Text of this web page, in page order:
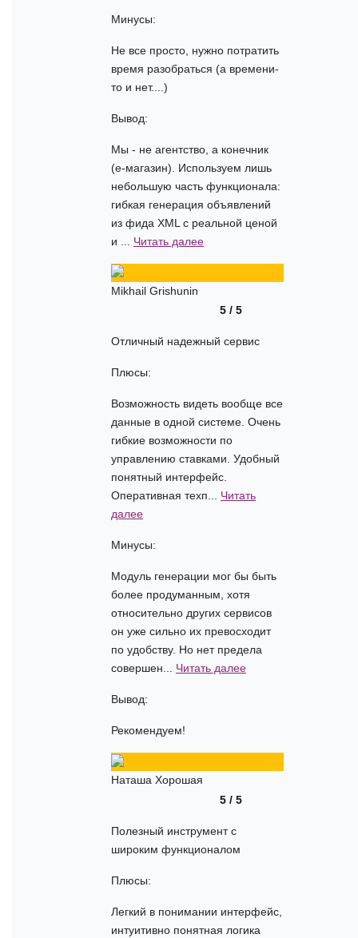
Минусы:
Не все просто, нужно потратить
время разобраться (а времени-
то и нет....)
Вывод:
Мы - не агентство, а конечник
(е-магазин). Используем лишь
небольшую часть функционала:
гибкая генерация объявлений
из фида XML с реальной ценой
и ... Читать далее
Mikhail Grishunin
5 / 5
Отличный надежный сервис
Плюсы:
Возможность видеть вообще все
данные в одной системе. Очень
гибкие возможности по
управлению ставками. Удобный
понятный интерфейс.
Оперативная техп... Читать
далее
Минусы:
Модуль генерации мог бы быть
более продуманным, хотя
относительно других сервисов
он уже сильно их превосходит
по удобству. Но нет предела
совершен... Читать далее
Вывод:
Рекомендуем!
Наташа Хорошая
5 / 5
Полезный инструмент с
широким функционалом
Плюсы:
Легкий в понимании интерфейс,
интуитивно понятная логика